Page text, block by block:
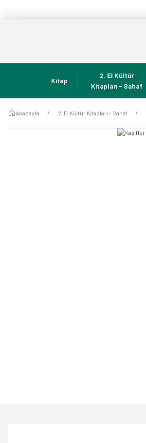
Kitap
2. El Kültür
Kitapları - Sahaf
Anasayfa 2. El Kültür Kitapları - Sahaf